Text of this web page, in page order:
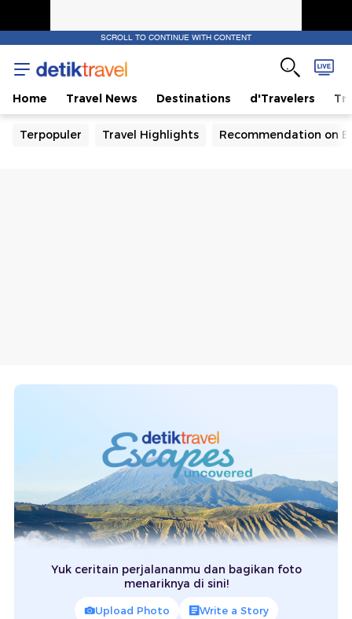
SCROLL TO CONTINUE WITH CONTENT
Home Travel News Destinations d'Travelers
Terpopuler Travel Highlights Recommendation on
Yuk ceritain perjalananmu dan bagikan foto
menariknya di sini!
Upload Photo Write a Story